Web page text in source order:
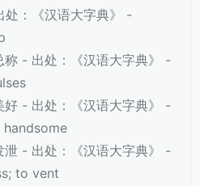
：《汉语大字典》 -
- 出处：《汉语大字典》 -
- 出处：《汉语大字典》 -
- 出处：《汉语大字典》 -
to vent